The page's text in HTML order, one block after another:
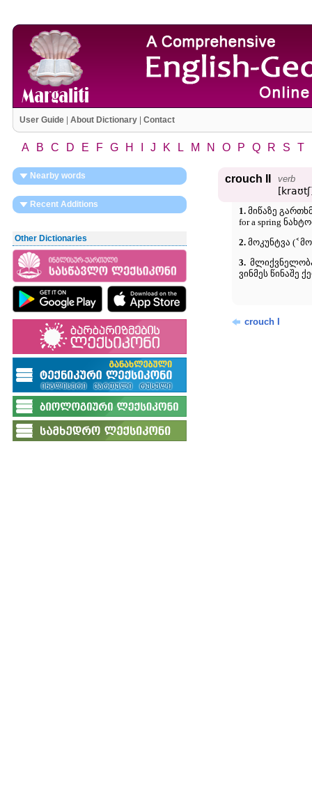
User Guide| About Dictionary| Contact
A B C D E F G H J K L M N O P Q R S T
Nearby words
Recent Additions
Other Dictionaries
crouch II verb
1.მიწაზე
for a spring
2.მოკუნტვა (˂მო
3.მლიქვნელობა
ვინმეს წინაშე
crouch I